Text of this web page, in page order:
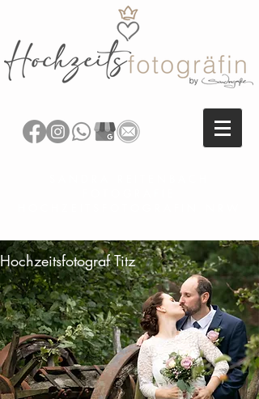
Hochzeitsfotograf Titz